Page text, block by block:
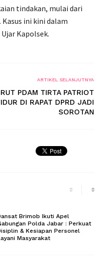
tindakan, mulai dari
ini kini dalam
Kapolsek.
ARTIKEL SELANJUTNYA
PDAM TIRTA PATRIOT
DI RAPAT DPRD JADI
SOROTAN
Brimob Ikuti Apel
Polda Jabar : Perkuat
& Kesiapan Personel
Masyarakat